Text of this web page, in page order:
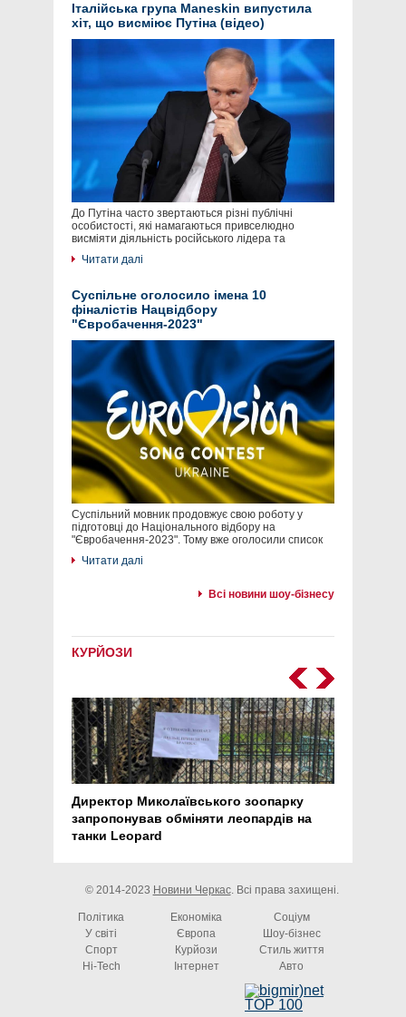
Італійська група Maneskin випустила
хіт, що висміює Путіна (відео)
До Путіна часто звертаються різні публічні
особистості, які намагаються привселюдно
висміяти діяльність російського лідера та
Читати далі
Суспільне оголосило імена 10
фіналістів Нацвідбору
"Євробачення-2023"
Суспільний мовник продовжує свою роботу у
підготовці до Національного відбору на
"Євробачення-2023". Тому вже оголосили список
Читати далі
Всі новини шоу-бізнесу
КУРЙОЗИ
Директор Миколаївського зоопарку
запропонував обміняти леопардів на
танки Leopard
© 2014-2023 Новини Черкас. Всі права захищені.
Політика Економіка
Соціум
У світі
Європа
Шоу-бізнес
Спорт
Курйози
Стиль життя
Hi-Tech
Інтернет Авто